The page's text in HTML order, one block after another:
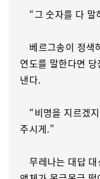
“그 숫자를 다 말
베르그송이 정색
연도를 말한다면
낸다.
“비명을 지르겠
주시게.”
무레나는 대답